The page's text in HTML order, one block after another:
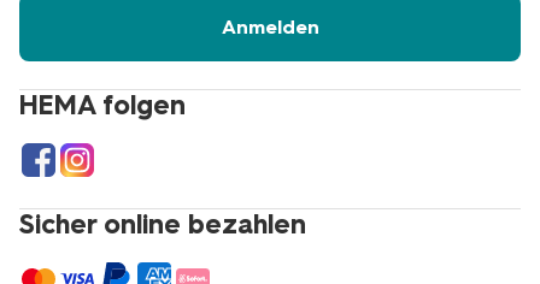
HEMA folgen
Sicher online bezahlen
Adresse
Anmelden